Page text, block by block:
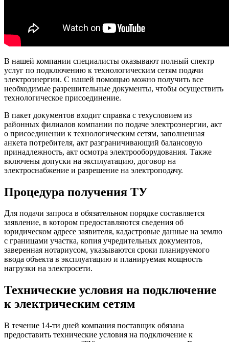
В нашей компании специалисты оказывают полный спектр
услуг по подключению к технологическим сетям подачи
электроэнергии. С нашей помощью можно получить все
необходимые разрешительные документы, чтобы осуществить
технологическое присоединение.
В пакет документов входит справка с техусловием из
районных филиалов компании по подаче электроэнергии, акт
о присоединении к технологическим сетям, заполненная
анкета потребителя, акт разграничивающий балансовую
принадлежность, акт осмотра электрооборудования. Также
включены допуски на эксплуатацию, договор на
электроснабжение и разрешение на электроподачу.
Процедура получения ТУ
Для подачи запроса в обязательном порядке составляется
заявление, в котором предоставляются сведения об
юридическом адресе заявителя, кадастровые данные на землю
с границами участка, копия учредительных документов,
заверенная нотариусом, указываются сроки планируемого
ввода объекта в эксплуатацию и планируемая мощность
нагрузки на электросети.
Технические условия на подключение
к электрическим сетям
В течение 14-ти дней компания поставщик обязана
предоставить технические условия на подключение к